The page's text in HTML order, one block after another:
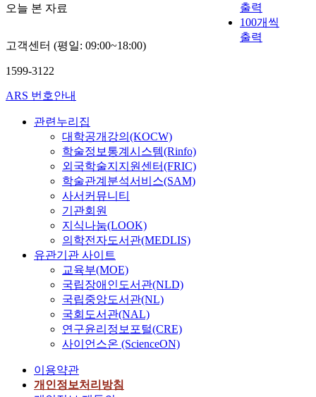
오늘 본 자료
출력
100개씩
출력
고객센터 (평일: 09:00~18:00)
1599-3122
ARS 번호안내
관련누리집
대학공개강의(KOCW)
학술정보통계시스템(Rinfo)
외국학술지지원센터(FRIC)
학술관계분석서비스(SAM)
사서커뮤니티
기관회원
지식나눔(LOOK)
의학전자도서관(MEDLIS)
유관기관 사이트
교육부(MOE)
국립장애인도서관(NLD)
국립중앙도서관(NL)
국회도서관(NAL)
연구윤리정보포털(CRE)
사이언스온 (ScienceON)
이용약관
개인정보처리방침